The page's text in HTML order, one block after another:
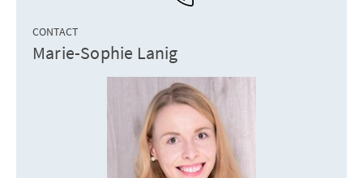
CONTACT
Marie-Sophie Lanig